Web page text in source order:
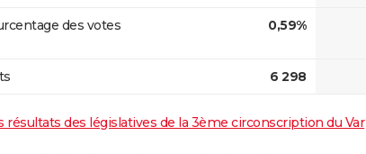
des votes
0,59%
6 298
résultats des législatives de la 3ème circonscription du Var